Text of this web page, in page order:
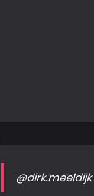
@dirk.meeldijk